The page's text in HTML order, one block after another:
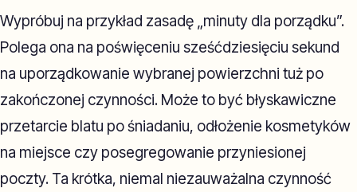
Wypróbuj na przykład zasadę „minuty dla porządku”.
Polega ona na poświęceniu sześćdziesięciu sekund
na uporządkowanie wybranej powierzchni tuż po
zakończonej czynności. Może to być błyskawiczne
przetarcie blatu po śniadaniu, odłożenie kosmetyków
na miejsce czy posegregowanie przyniesionej
poczty. Ta krótka, niemal niezauważalna czynność